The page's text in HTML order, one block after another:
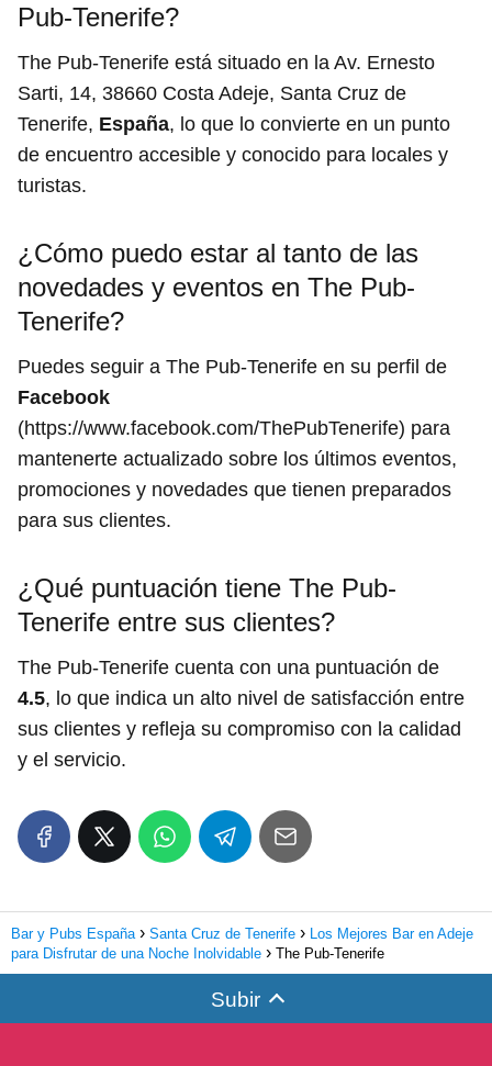
Pub-Tenerife?
The Pub-Tenerife está situado en la Av. Ernesto
Sarti, 14, 38660 Costa Adeje, Santa Cruz de
Tenerife, España, lo que lo convierte en un punto
de encuentro accesible y conocido para locales y
turistas.
¿Cómo puedo estar al tanto de las
novedades y eventos en The Pub-
Tenerife?
Puedes seguir a The Pub-Tenerife en su perfil de
Facebook
(https://www.facebook.com/ThePubTenerife) para
mantenerte actualizado sobre los últimos eventos,
promociones y novedades que tienen preparados
para sus clientes.
¿Qué puntuación tiene The Pub-
Tenerife entre sus clientes?
The Pub-Tenerife cuenta con una puntuación de
4.5, lo que indica un alto nivel de satisfacción entre
sus clientes y refleja su compromiso con la calidad
y el servicio.
Bar y Pubs España Santa Cruz de Tenerife
Los Mejores Bar en Adeje
para Disfrutar de una Noche Inolvidable
The Pub-Tenerife
Subir